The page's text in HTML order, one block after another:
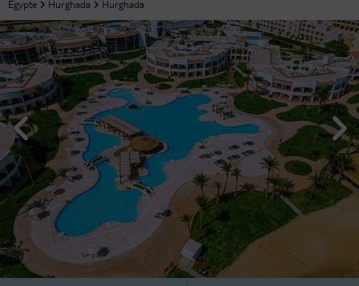
Egypte Hurghada Hurghada